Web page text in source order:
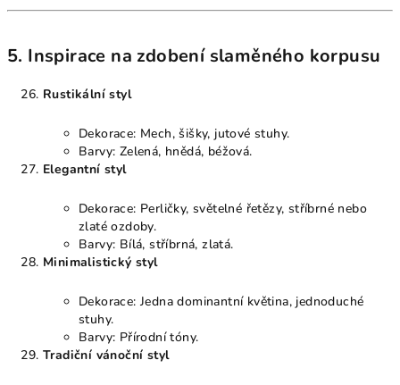
5. Inspirace na zdobení slaměného korpusu
Rustikální styl
Dekorace: Mech, šišky, jutové stuhy.
Barvy: Zelená, hnědá, béžová.
Elegantní styl
Dekorace: Perličky, světelné řetězy, stříbrné nebo
zlaté ozdoby.
Barvy: Bílá, stříbrná, zlatá.
Minimalistický styl
Dekorace: Jedna dominantní květina, jednoduché
stuhy.
Barvy: Přírodní tóny.
Tradiční vánoční styl